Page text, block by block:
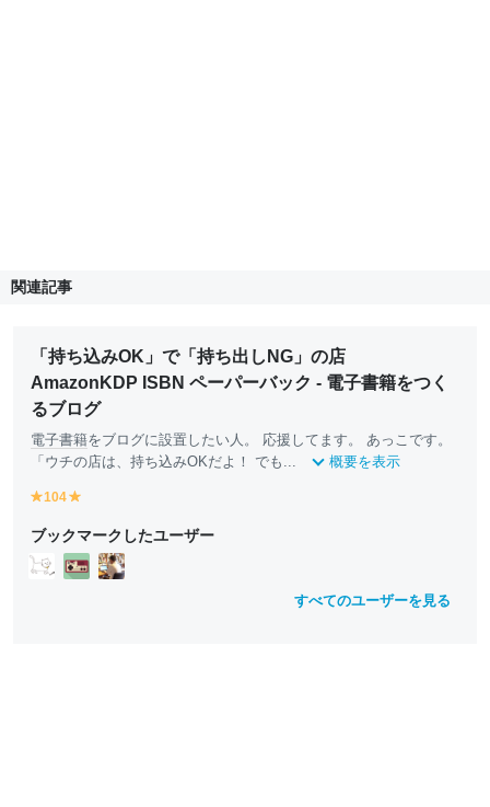
関連記事
「持ち込みOK」で「持ち出しNG」の店
AmazonKDP ISBN ペーパーバック - 電子書籍をつく
るブログ
電子書籍をブログに設置したい人。 応援してます。 あっこです。
「ウチの店は、持ち込みOKだよ！ でも...
概要を表示
y
ll
o
w
104
ll
o
w
ブックマークしたユーザー
すべてのユーザーを見る